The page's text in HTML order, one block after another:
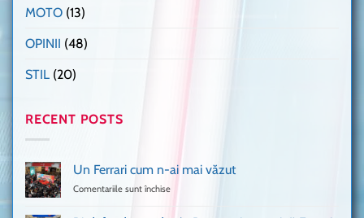
MOTO (13)
OPINII (48)
STIL (20)
RECENT POSTS
Un Ferrari cum n-ai mai văzut
Comentariile sunt închise